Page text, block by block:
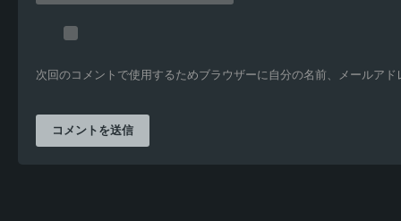
次回のコメントで使用するためブラウザーに自分の名前、メールア